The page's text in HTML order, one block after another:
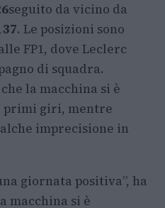
seguito da vicino da
. Le posizioni sono
FP1, dove Leclerc
di squadra.
la macchina si è
primi giri, mentre
imprecisione in
giornata positiva”, ha
macchina si è